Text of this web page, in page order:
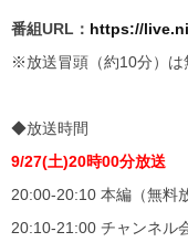
番組URL： https://
※放送冒頭（約10分）は
◆放送時間
9/27(土)20時00分放送
20:00-20:10 本編（無料
20:10-21:00 チャンネル